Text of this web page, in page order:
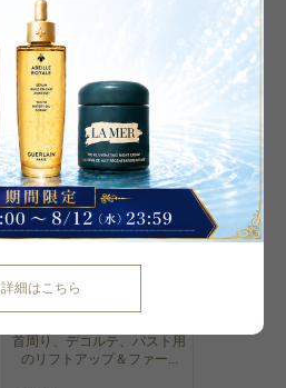
詳細はこちら
35 %
OFF
P可 再入荷
首周り、デコルテ、バスト用
のリフトアップ＆ファー...